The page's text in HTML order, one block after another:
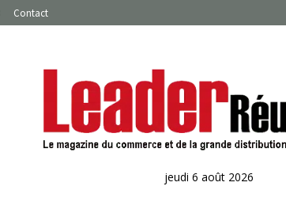
Contact
jeudi 6 août 2026